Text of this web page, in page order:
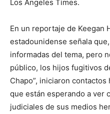
Los Angeles Times.
En un reportaje de Keegan
estadounidense señala
informadas del tema, pero
público, los hijos fugitivos
Chapo”, iniciaron
que están esperando a ver
judiciales de sus medios